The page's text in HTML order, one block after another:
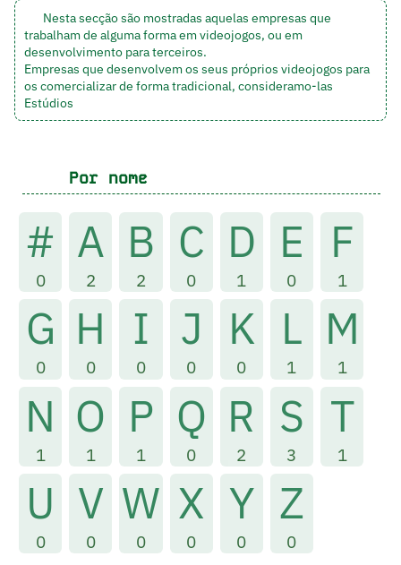
Nesta secção são mostradas aquelas empresas que
trabalham de alguma forma em videojogos, ou em
desenvolvimento para terceiros.
Empresas que desenvolvem os seus próprios videojogos para
os comercializar de forma tradicional, consideramo-las
Estúdios
Por nome
#
0
A
2
B
2
C
0
D
1
E
0
F
1
G
0
H
0
I
0
J
0
K
0
L
1
M
1
N
1
O
1
P
1
Q
0
R
2
S
3
T
1
U
0
V
0
W
0
X
0
Y
0
Z
0